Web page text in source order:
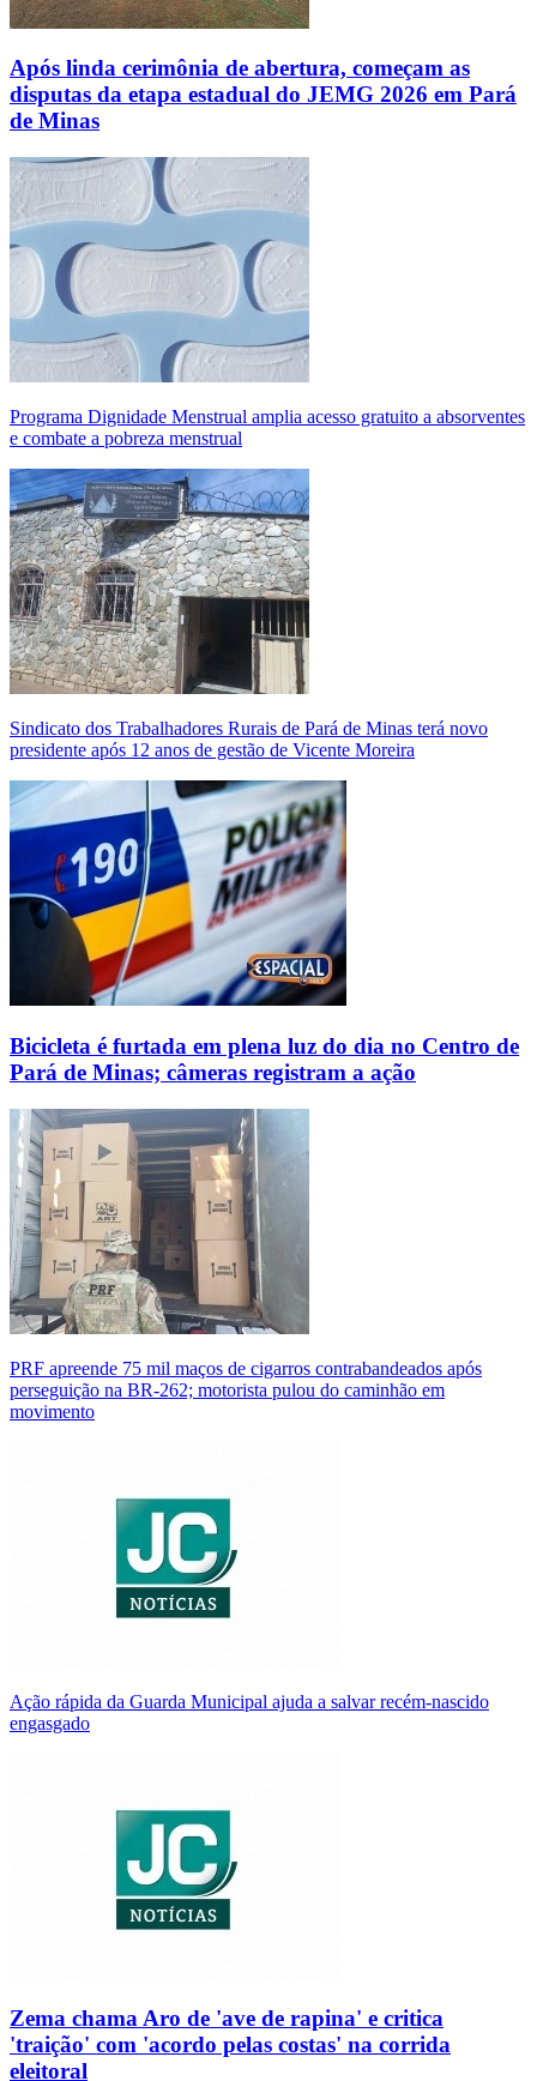
Após linda cerimônia de abertura, começam as
disputas da etapa estadual do JEMG 2026 em Pará
de Minas
Programa Dignidade Menstrual amplia acesso gratuito a absorventes
e combate a pobreza menstrual
Sindicato dos Trabalhadores Rurais de Pará de Minas terá novo
presidente após 12 anos de gestão de Vicente Moreira
Bicicleta é furtada em plena luz do dia no Centro de
Pará de Minas; câmeras registram a ação
PRF apreende 75 mil maços de cigarros contrabandeados após
perseguição na BR-262; motorista pulou do caminhão em
movimento
Ação rápida da Guarda Municipal ajuda a salvar recém-nascido
engasgado
Zema chama Aro de 'ave de rapina' e critica
'traição' com 'acordo pelas costas' na corrida
eleitoral